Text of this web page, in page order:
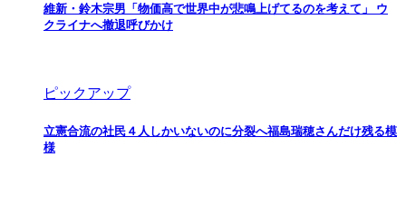
維新・鈴木宗男「物価高で世界中が悲鳴上げてるのを考えて」 ウ
クライナへ撤退呼びかけ
ピックアップ
立憲合流の社民４人しかいないのに分裂へ福島瑞穂さんだけ残る模
様